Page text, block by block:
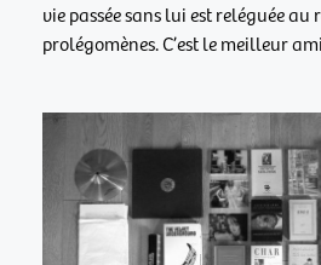
vie passée sans lui est reléguée au
prolégomènes. C’est le meilleur